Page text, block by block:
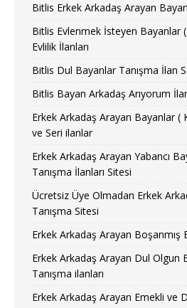
Bitlis Erkek Arkadaş Arayan
Bitlis Evlenmek İsteyen Bayanlar
Evlilik İlanları
Bitlis Dul Bayanlar Tanışma İlan
Bitlis Bayan Arkadaş Arıyorum
Erkek Arkadaş Arayan Bayanlar (
ve Seri ilanlar
Erkek Arkadaş Arayan Yabancı
Tanışma İlanları Sitesi
Ücretsiz Üye Olmadan Erkek
Tanışma Sitesi
Erkek Arkadaş Arayan Boşanmış
Erkek Arkadaş Arayan Dul Olgun
Tanışma ilanları
Erkek Arkadaş Arayan Emekli ve